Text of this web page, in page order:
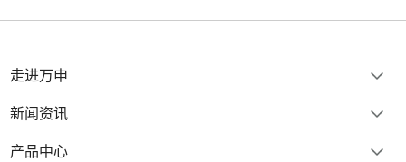
走进万申
新闻资讯
产品中心